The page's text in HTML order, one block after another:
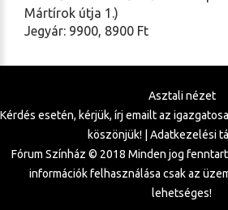
Mártírok útja 1.)
Jegyár: 9900, 8900 Ft
Asztali nézet
Kérdés esetén, kérjük, írj emailt az
köszönjük! | Adatkezelési
Fórum Színház © 2018 Minden jog
információk felhasználása csak az
lehetséges!